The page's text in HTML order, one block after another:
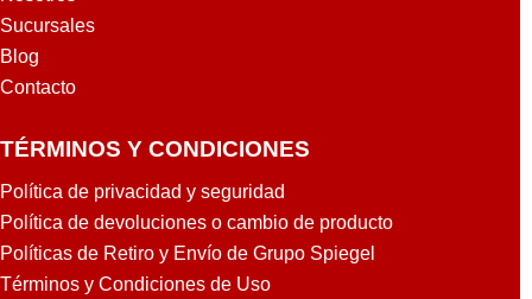
Sucursales
Blog
Contacto
TÉRMINOS Y CONDICIONES
Política de privacidad y seguridad
Política de devoluciones o cambio de producto
Políticas de Retiro y Envío de Grupo Spiegel
Términos y Condiciones de Uso